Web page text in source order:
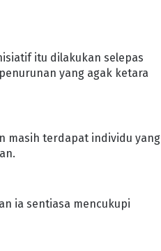
itu dilakukan selepas
yang agak ketara
masih terdapat individu yang
ia sentiasa mencukupi